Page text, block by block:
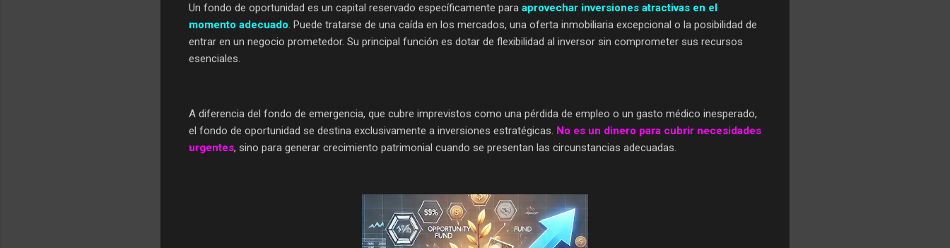
Un fondo de oportunidad es un capital reservado específicamente para aprovechar inversiones atractivas en el
momento adecuado. Puede tratarse de una caída en los mercados, una oferta inmobiliaria excepcional o la posibilidad de
entrar en un negocio prometedor. Su principal función es dotar de flexibilidad al inversor sin comprometer sus recursos
esenciales.
A diferencia del fondo de emergencia, que cubre imprevistos como una pérdida de empleo o un gasto médico inesperado,
el fondo de oportunidad se destina exclusivamente a inversiones estratégicas. No es un dinero para cubrir necesidades
urgentes, sino para generar crecimiento patrimonial cuando se presentan las circunstancias adecuadas.